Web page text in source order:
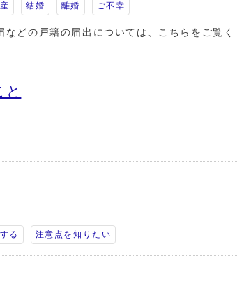
結婚 離婚 ご不幸
どの戸籍の届出については、こちらをご覧く
る 注意点を知りたい